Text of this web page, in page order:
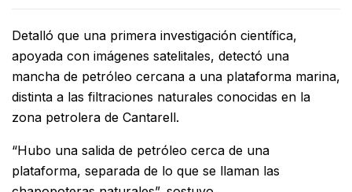
Detalló que una primera investigación científica,
apoyada con imágenes satelitales, detectó una
mancha de petróleo cercana a una plataforma marina,
distinta a las filtraciones naturales conocidas en la
zona petrolera de Cantarell.
“Hubo una salida de petróleo cerca de una
plataforma, separada de lo que se llaman las